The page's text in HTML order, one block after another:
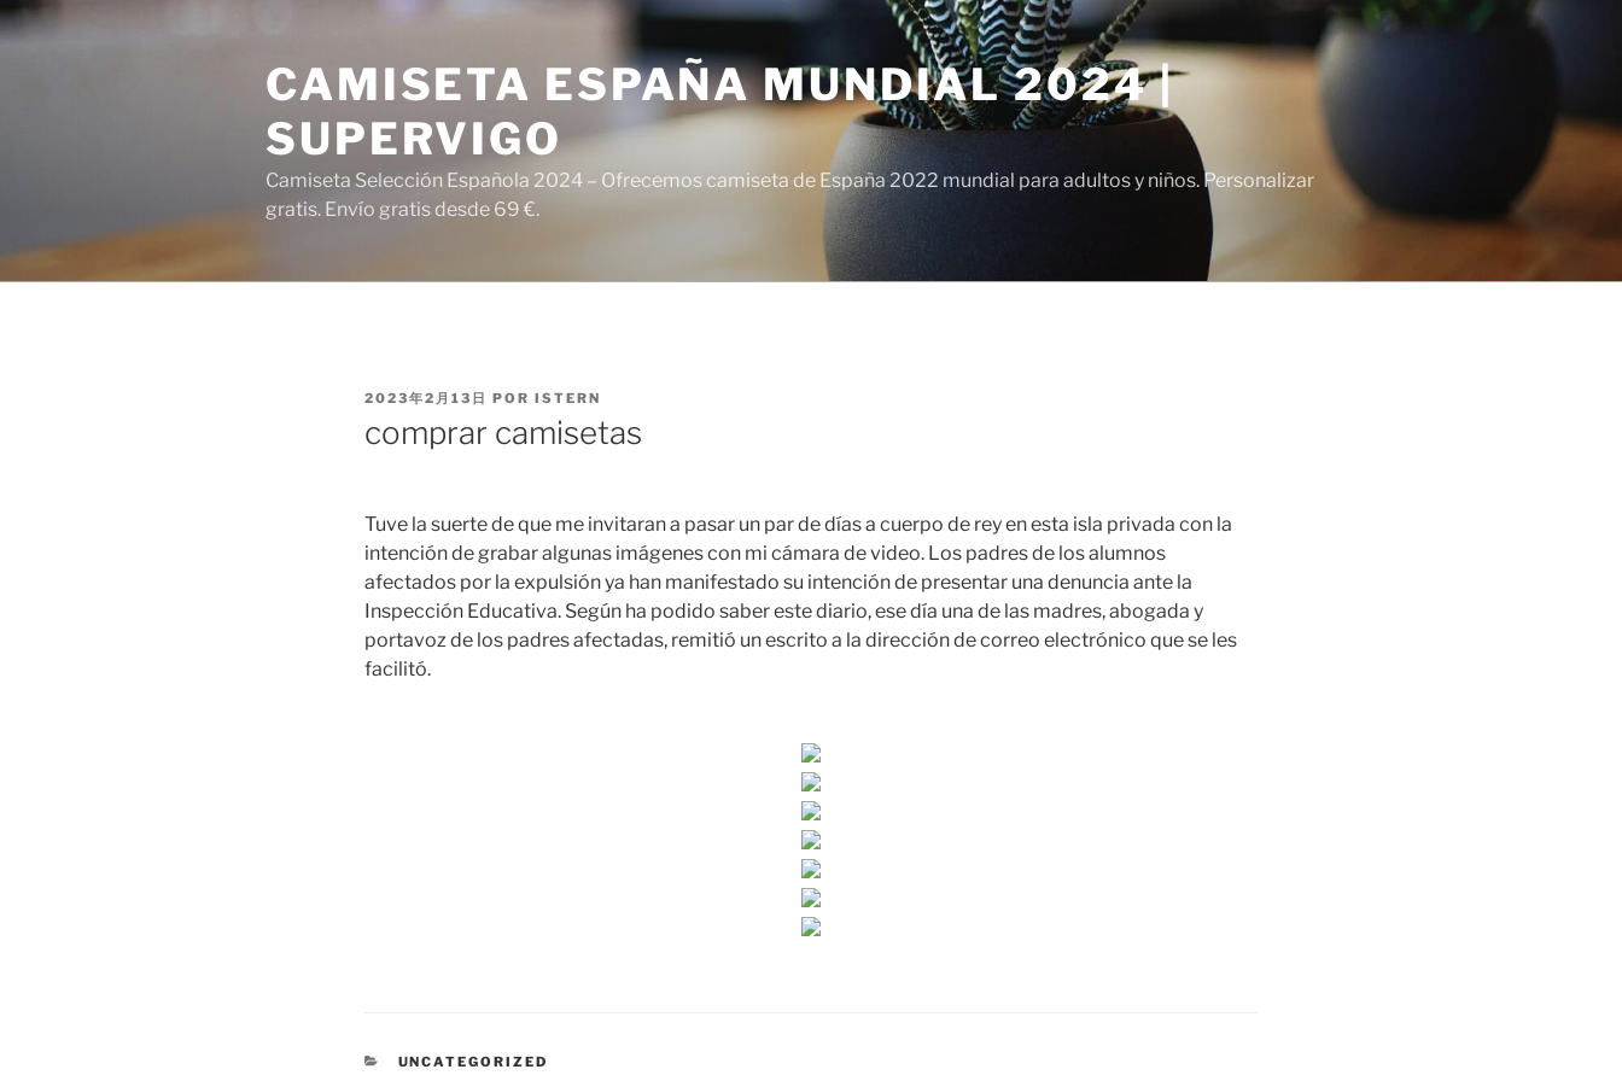
Saltar
al
CAMISETA ESPAÑA MUNDIAL 2024 |
SUPERVIGO
Camiseta Selección Española 2024 – Ofrecemos camiseta de España 2022 mundial para adultos y niños. Personalizar
gratis. Envío gratis desde 69 €.
PUBLICADO
2023年2月13日 POR ISTERN
comprar camisetas
Tuve la suerte de que me invitaran a pasar un par de días a cuerpo de rey en esta isla privada con la
intención de grabar algunas imágenes con mi cámara de video. Los padres de los alumnos
afectados por la expulsión ya han manifestado su intención de presentar una denuncia ante la
Inspección Educativa. Según ha podido saber este diario, ese día una de las madres, abogada y
portavoz de los padres afectadas, remitió un escrito a la dirección de correo electrónico que se les
facilitó.
CATEGORÍAS
UNCATEGORIZED